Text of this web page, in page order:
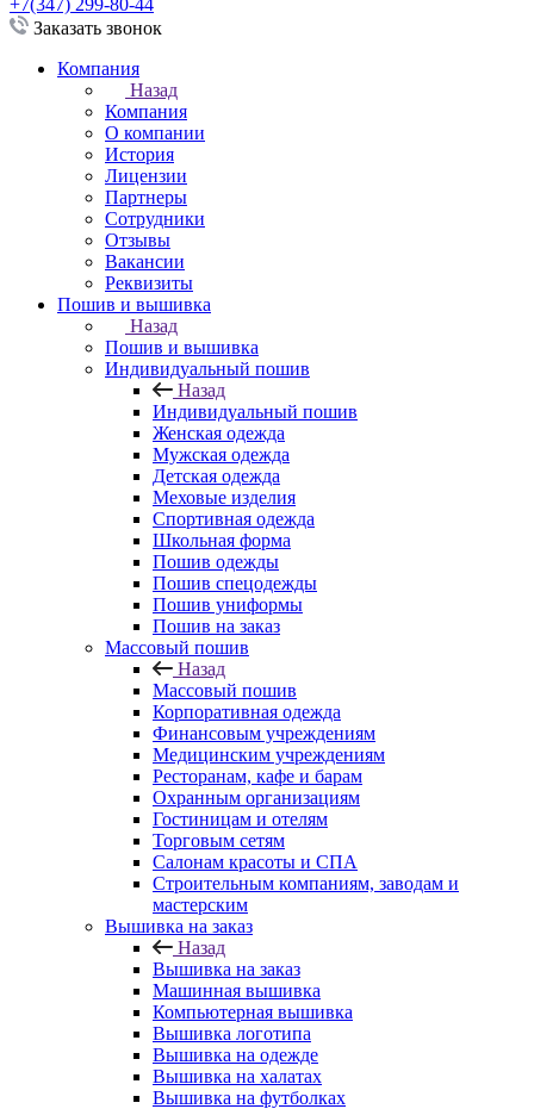
+7(347) 299-80-44
Заказать звонок
Компания
Назад
Компания
О компании
История
Лицензии
Партнеры
Сотрудники
Отзывы
Вакансии
Реквизиты
Пошив и вышивка
Назад
Пошив и вышивка
Индивидуальный пошив
Назад
Индивидуальный пошив
Женская одежда
Мужская одежда
Детская одежда
Меховые изделия
Спортивная одежда
Школьная форма
Пошив одежды
Пошив спецодежды
Пошив униформы
Пошив на заказ
Массовый пошив
Назад
Массовый пошив
Корпоративная одежда
Финансовым учреждениям
Медицинским учреждениям
Ресторанам, кафе и барам
Охранным организациям
Гостиницам и отелям
Торговым сетям
Салонам красоты и СПА
Строительным компаниям, заводам и
мастерским
Вышивка на заказ
Назад
Вышивка на заказ
Машинная вышивка
Компьютерная вышивка
Вышивка логотипа
Вышивка на одежде
Вышивка на халатах
Вышивка на футболках